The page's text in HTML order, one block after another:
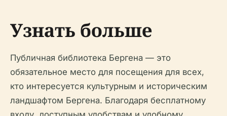
Узнать больше
Публичная библиотека Бергена — это
обязательное место для посещения для всех,
кто интересуется культурным и историческим
ландшафтом Бергена. Благодаря бесплатному